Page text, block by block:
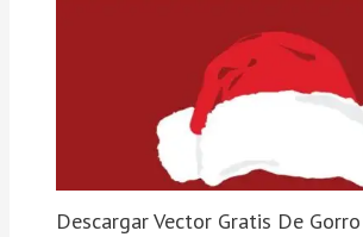
Descargar Vector Gratis De